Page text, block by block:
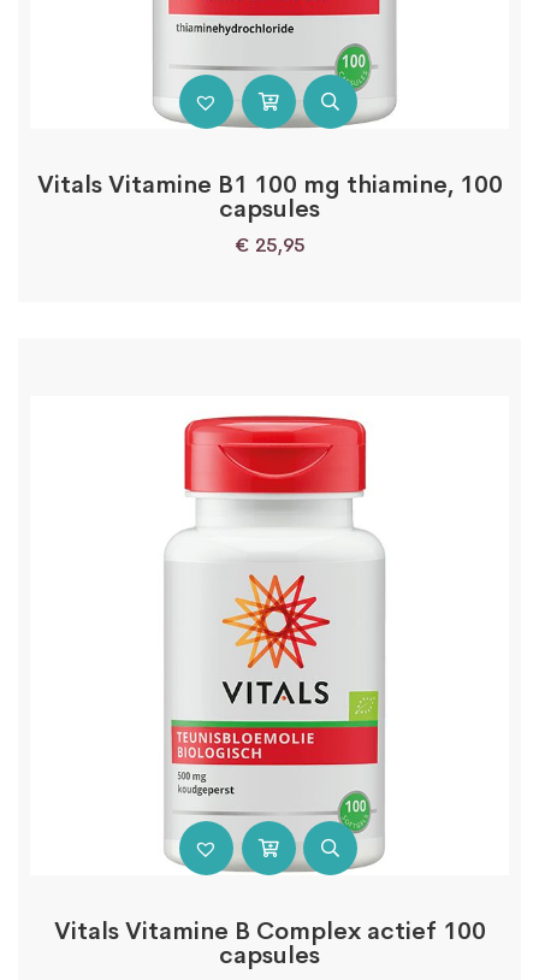
Vitals Vitamine B1 100 mg thiamine, 100
capsules
€ 25,95
Vitals Vitamine B Complex actief 100
capsules